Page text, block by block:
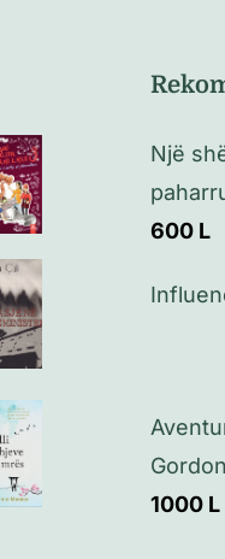
Një
600 L
1000 L